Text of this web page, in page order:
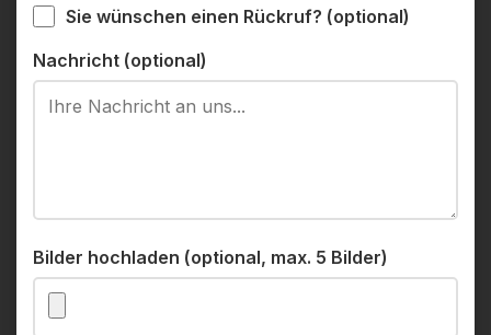
Sie wünschen einen Rückruf? (optional)
Nachricht (optional)
Bilder hochladen (optional, max. 5 Bilder)